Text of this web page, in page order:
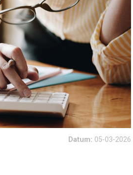
Datum: 05-03-2026